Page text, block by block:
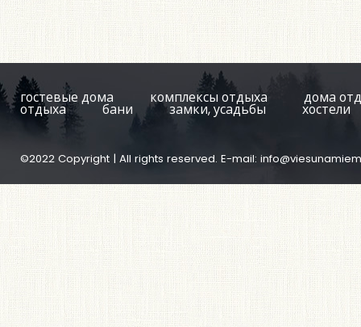
гостевые дома комплексы отдыха дома
отдыха бани замки, усадьбы хостели
©2022 Copyright | All rights reserved. E-mail: